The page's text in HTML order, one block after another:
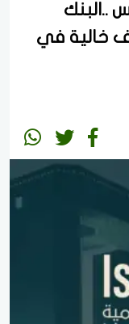
..البنك
خالية في